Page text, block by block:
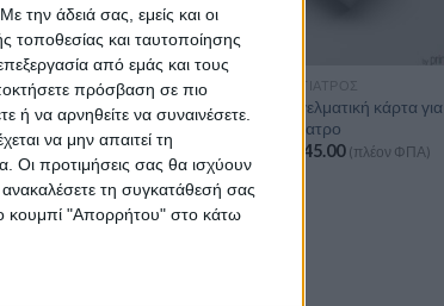
Με την άδειά σας, εμείς και οι
τοποθεσίας και ταυτοποίησης
από εμάς και τους
πρόσβαση σε πιο
ή να αρνηθείτε να συναινέσετε.
να μην απαιτεί τη
Οι προτιμήσεις σας θα ισχύουν
τη συγκατάθεσή σας
κουμπί "Απορρήτου" στο κάτω
ΟΔΟΝΤΊΑΤΡΟΣ
Επαγγελματική κάρτα
οδοντιάτρου
Από€ 45.00 (πλέον ΦΠΑ)
ΟΔΟΝΤΊΑΤΡΟΣ
Επαγγελματική κάρτα για
οδοντίατρο
45.00 (πλέον ΦΠΑ)